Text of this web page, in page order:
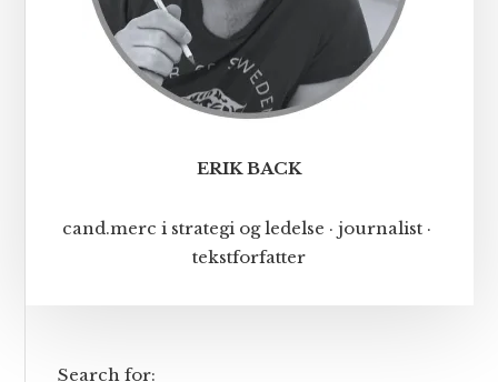
ERIK BACK
cand.merc i strategi og ledelse · journalist ·
tekstforfatter
Search for: